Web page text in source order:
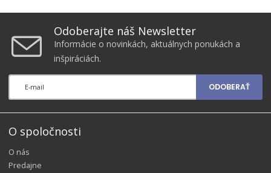
Odoberajte náš Newsletter
Informácie o novinkách, aktuálnych ponukách a
inšpiráciách.
ODOBERAŤ
O spoločnosti
O nás
Predajne